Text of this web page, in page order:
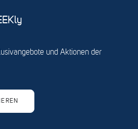
und Aktionen der